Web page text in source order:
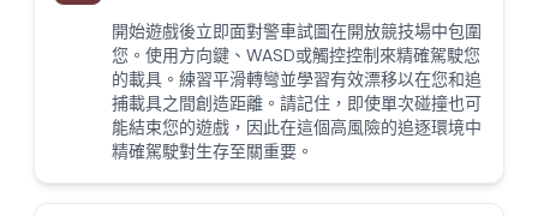
開始遊戲後立即面對警車試圖在開放競技場中包圍
您。使用方向鍵、WASD或觸控控制來精確駕駛您
的載具。練習平滑轉彎並學習有效漂移以在您和追
捕載具之間創造距離。請記住，即使單次碰撞也可
能結束您的遊戲，因此在這個高風險的追逐環境中
精確駕駛對生存至關重要。